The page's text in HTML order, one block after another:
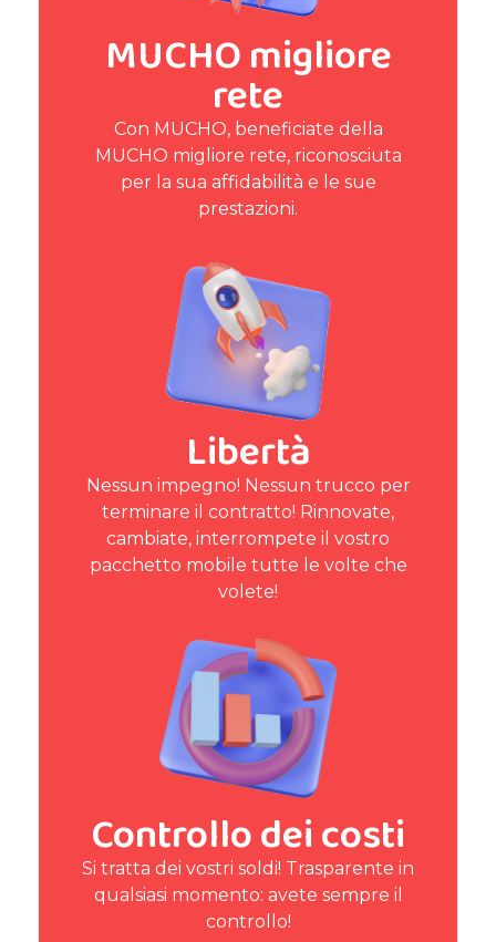
MUCHO migliore
rete
Con MUCHO, beneficiate della
MUCHO migliore rete, riconosciuta
per la sua affidabilità e le sue
prestazioni.
Libertà
Nessun impegno! Nessun trucco per
terminare il contratto! Rinnovate,
cambiate, interrompete il vostro
pacchetto mobile tutte le volte che
volete!
Controllo dei costi
Si tratta dei vostri soldi! Trasparente in
qualsiasi momento: avete sempre il
controllo!